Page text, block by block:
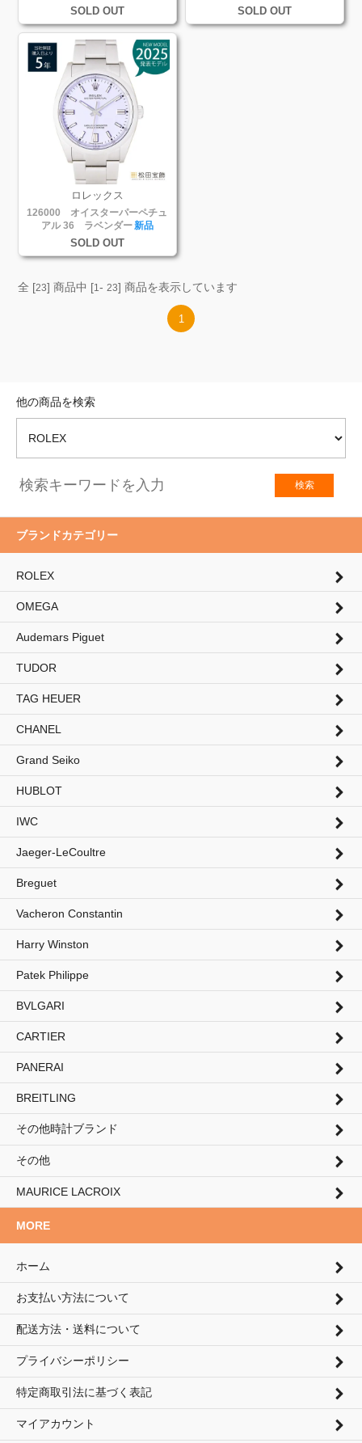
SOLD OUT SOLD OUT
ロレックス
126000 オイスターパーペチュ
アル 36 ラベンダー新品
SOLD OUT
全 [23] 商品中 [1- 23] 商品を表示しています
1
他の商品を検索
検索
ブランドカテゴリー
ROLEX
OMEGA
Audemars Piguet
TUDOR
TAG HEUER
CHANEL
Grand Seiko
HUBLOT
IWC
Jaeger-LeCoultre
Breguet
Vacheron Constantin
Harry Winston
Patek Philippe
BVLGARI
CARTIER
PANERAI
BREITLING
その他時計ブランド
その他
MAURICE LACROIX
MORE
ホーム
お支払い方法について
配送方法・送料について
プライバシーポリシー
特定商取引法に基づく表記
マイアカウント